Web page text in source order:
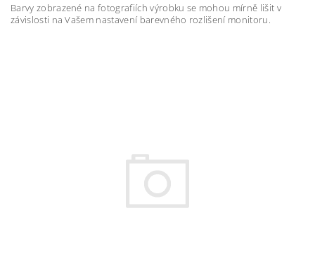
Barvy zobrazené na fotografiích výrobku se mohou mírně lišit v
závislosti na Vašem nastavení barevného rozlišení monitoru.